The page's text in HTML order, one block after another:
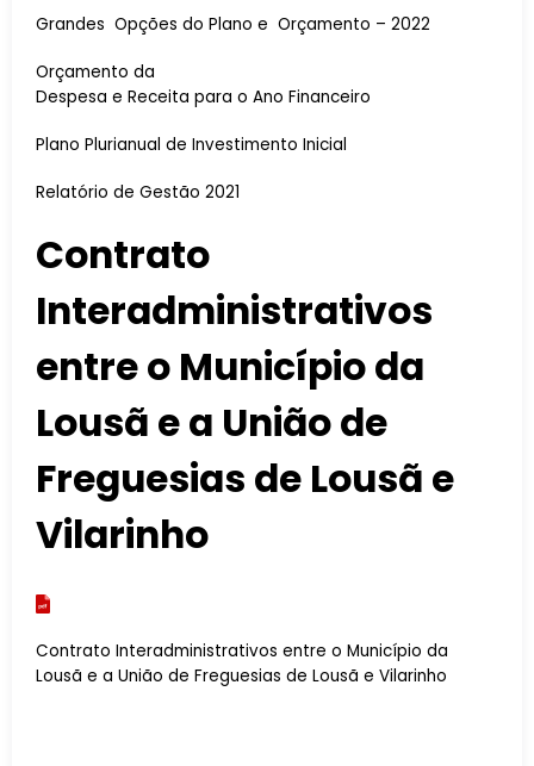
Grandes Opções do Plano e Orçamento – 2022
Orçamento da
Despesa e Receita para o Ano Financeiro
Plano Plurianual de Investimento Inicial
Relatório de Gestão 2021
Contrato
Interadministrativos
entre o Município da
Lousã e a União de
Freguesias de Lousã e
Vilarinho
Contrato Interadministrativos entre o Município da
Lousã e a União de Freguesias de Lousã e Vilarinho